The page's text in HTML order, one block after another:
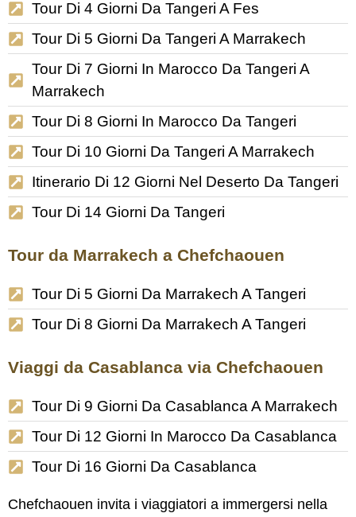
Tour Di 4 Giorni Da Tangeri A Fes
Tour Di 5 Giorni Da Tangeri A Marrakech
Tour Di 7 Giorni In Marocco Da Tangeri A
Marrakech
Tour Di 8 Giorni In Marocco Da Tangeri
Tour Di 10 Giorni Da Tangeri A Marrakech
Itinerario Di 12 Giorni Nel Deserto Da Tangeri
Tour Di 14 Giorni Da Tangeri
Tour da Marrakech a Chefchaouen
Tour Di 5 Giorni Da Marrakech A Tangeri
Tour Di 8 Giorni Da Marrakech A Tangeri
Viaggi da Casablanca via Chefchaouen
Tour Di 9 Giorni Da Casablanca A Marrakech
Tour Di 12 Giorni In Marocco Da Casablanca
Tour Di 16 Giorni Da Casablanca
Chefchaouen invita i viaggiatori a immergersi nella